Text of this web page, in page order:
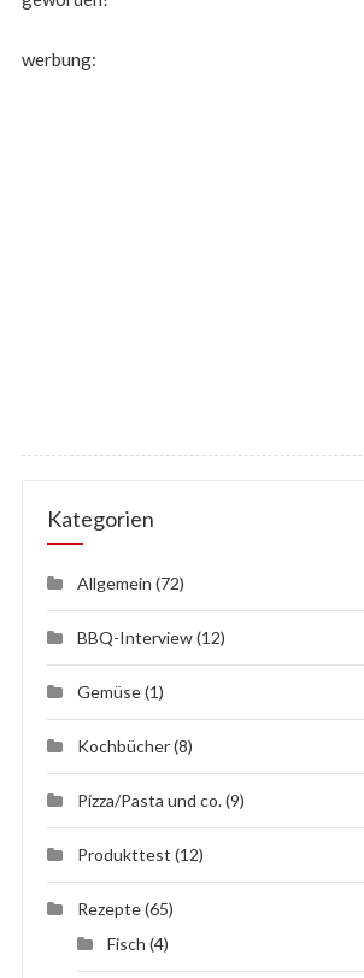
werbung:
Kategorien
Allgemein (72)
BBQ-Interview(12)
Gemüse(1)
Kochbücher(8)
Pizza/Pasta und co.(9)
Produkttest (12)
Rezepte(65)
Fisch (4)